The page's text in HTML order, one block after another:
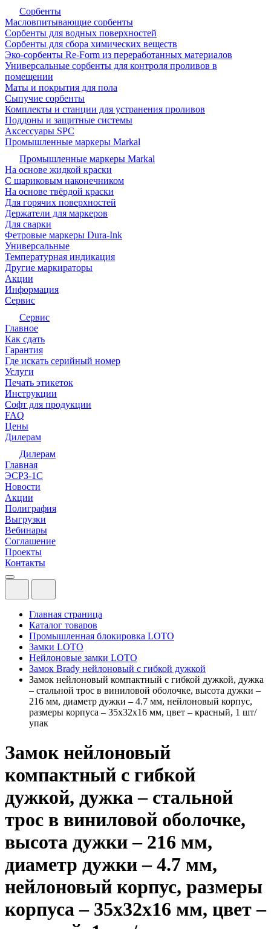
Сорбенты
Масловпитывающие сорбенты
Сорбенты для водных поверхностей
Сорбенты для сбора химических веществ
Эко-сорбенты Re-Form из переработанных материалов
Универсальные сорбенты для контроля проливов в
помещении
Маты и покрытия для пола
Сыпучие сорбенты
Комплекты и станции для устранения проливов
Поддоны и защитные системы
Аксессуары SPC
Промышленные маркеры Markal
Промышленные маркеры Markal
На основе жидкой краски
С шариковым наконечником
На основе твёрдой краски
Для горячих поверхностей
Держатели для маркеров
Для сварки
Фетровые маркеры Dura-Ink
Универсальные
Температурная индикация
Другие маркираторы
Акции
Информация
Сервис
Сервис
Главное
Как сдать
Гарантия
Где искать серийный номер
Услуги
Печать этикеток
Инструкции
Софт для продукции
FAQ
Цены
Дилерам
Дилерам
Главная
ЭСРЗ-1С
Новости
Акции
Полиграфия
Выгрузки
Вебинары
Соглашение
Проекты
Контакты
Главная страница
Каталог товаров
Промышленная блокировка LOTO
Замки LOTO
Нейлоновые замки LOTO
Замок Brady нейлоновый с гибкой дужкой
Замок нейлоновый компактный с гибкой дужкой, дужка
– стальной трос в виниловой оболочке, высота дужки –
216 мм, диаметр дужки – 4.7 мм, нейлоновый корпус,
размеры корпуса – 35х32х16 мм, цвет – красный, 1 шт/
упак
Замок нейлоновый
компактный с гибкой
дужкой, дужка – стальной
трос в виниловой оболочке,
высота дужки – 216 мм,
диаметр дужки – 4.7 мм,
нейлоновый корпус, размеры
корпуса – 35х32х16 мм, цвет –